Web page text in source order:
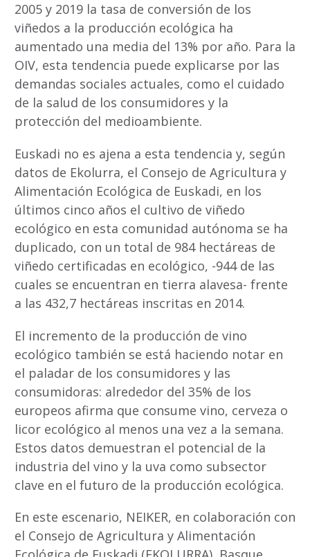
2005 y 2019 la tasa de conversión de los
viñedos a la producción ecológica ha
aumentado una media del 13% por año. Para la
OIV, esta tendencia puede explicarse por las
demandas sociales actuales, como el cuidado
de la salud de los consumidores y la
protección del medioambiente.
Euskadi no es ajena a esta tendencia y, según
datos de Ekolurra, el Consejo de Agricultura y
Alimentación Ecológica de Euskadi, en los
últimos cinco años el cultivo de viñedo
ecológico en esta comunidad autónoma se ha
duplicado, con un total de 984 hectáreas de
viñedo certificadas en ecológico, -944 de las
cuales se encuentran en tierra alavesa- frente
a las 432,7 hectáreas inscritas en 2014.
El incremento de la producción de vino
ecológico también se está haciendo notar en
el paladar de los consumidores y las
consumidoras: alrededor del 35% de los
europeos afirma que consume vino, cerveza o
licor ecológico al menos una vez a la semana.
Estos datos demuestran el potencial de la
industria del vino y la uva como subsector
clave en el futuro de la producción ecológica.
En este escenario, NEIKER, en colaboración con
el Consejo de Agricultura y Alimentación